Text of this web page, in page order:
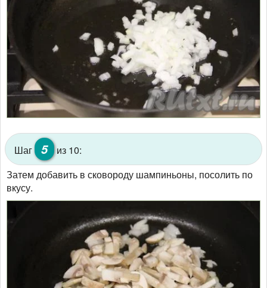
Шаг 5
из 10:
Затем добавить в сковороду шампиньоны, посолить по
вкусу.